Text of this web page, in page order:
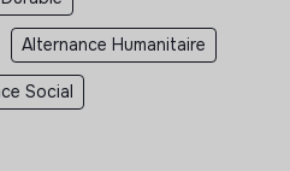
Alternance Humanitaire
Social